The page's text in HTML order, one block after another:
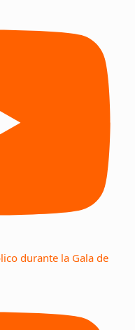
durante la Gala de